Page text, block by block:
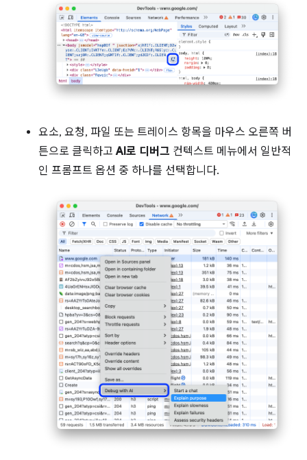
요소, 요청, 파일 또는 트레이스 항목을 마우스 오른쪽 버
튼으로 클릭하고AI로 디버그 컨텍스트 메뉴에서 일반적
인 프롬프트 옵션 중 하나를 선택합니다.